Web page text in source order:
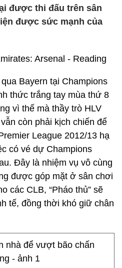
được thi đấu trên sân
được sức mạnh của
Arsenal - Reading
Bayern tại Champions
thức trắng tay mùa thứ 8
vì thế mà thầy trò HLV
còn phải kịch chiến để
League 2012/13 hạ
có vé dự Champions
Đây là nhiệm vụ vô cùng
được góp mặt ở sân chơi
các CLB, “Pháo thủ” sẽ
tế, đồng thời khó giữ chân